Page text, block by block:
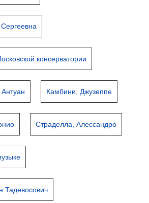
консерватории
Камбини, Джузеппе
Страделла, Алессандро
Тадевосович